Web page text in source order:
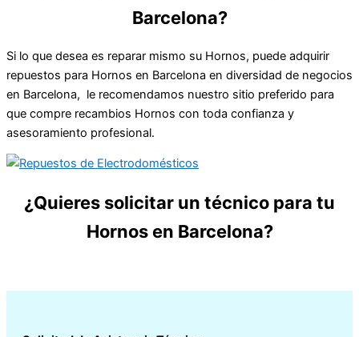
Barcelona?
Si lo que desea es reparar mismo su Hornos, puede adquirir
repuestos para Hornos en Barcelona en diversidad de negocios
en Barcelona, le recomendamos nuestro sitio preferido para
que compre recambios Hornos con toda confianza y
asesoramiento profesional.
¿Quieres solicitar un técnico para tu
Hornos en Barcelona?